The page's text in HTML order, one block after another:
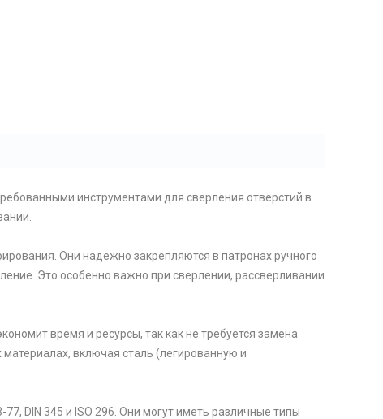
инструментами для сверления отверстий в
Они надежно закрепляются в патронах ручного
Это особенно важно при сверлении, рассверливании
время и ресурсы, так как не требуется замена
включая сталь (легированную и
DIN 345 и ISO 296. Они могут иметь различные типы